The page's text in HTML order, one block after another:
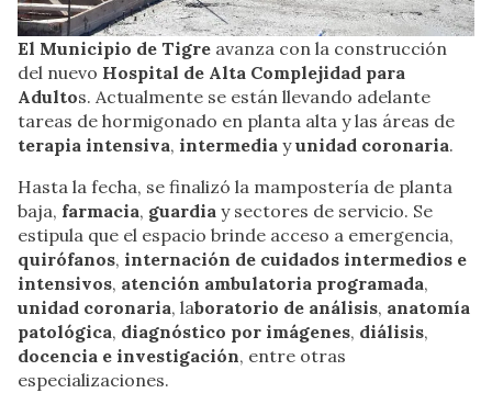
El Municipio de Tigre avanza con la construcción
del nuevo Hospital de Alta Complejidad para
Adultos. Actualmente se están llevando adelante
tareas de hormigonado en planta alta y las áreas de
terapia intensiva, intermedia yunidad coronaria.
Hasta la fecha, se finalizó la mampostería de planta
baja, farmacia, guardia y sectores de servicio. Se
estipula que el espacio brinde acceso a emergencia,
quirófanos, internación de cuidados intermedios e
intensivos, atención ambulatoria programada,
unidad coronaria, laboratorio de análisis, anatomía
patológica, diagnóstico por imágenes, diálisis,
docencia e investigación, entre otras
especializaciones.